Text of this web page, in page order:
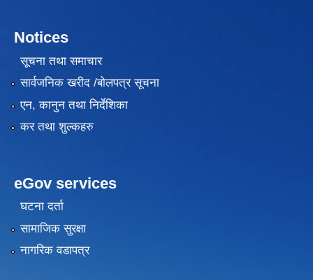
Notices
सूचना तथा समाचार
सार्वजनिक खरीद /बोलपत्र सूचना
एन, कानुन तथा निर्देशिका
कर तथा शुल्कहरु
eGov services
घटना दर्ता
सामाजिक सुरक्षा
नागरिक वडापत्र